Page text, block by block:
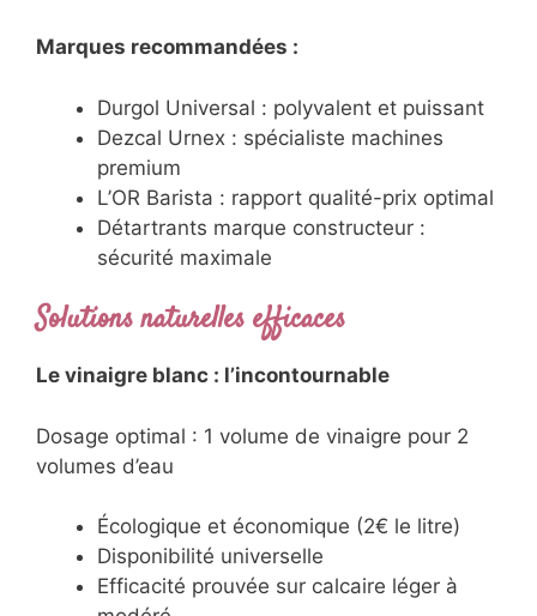
Marques recommandées :
Durgol Universal : polyvalent et puissant
Dezcal Urnex : spécialiste machines
premium
L’OR Barista : rapport qualité-prix optimal
Détartrants marque constructeur :
sécurité maximale
Solutions naturelles efficaces
Le vinaigre blanc : l’incontournable
Dosage optimal : 1 volume de vinaigre pour 2
volumes d’eau
Écologique et économique (2€ le litre)
Disponibilité universelle
Efficacité prouvée sur calcaire léger à